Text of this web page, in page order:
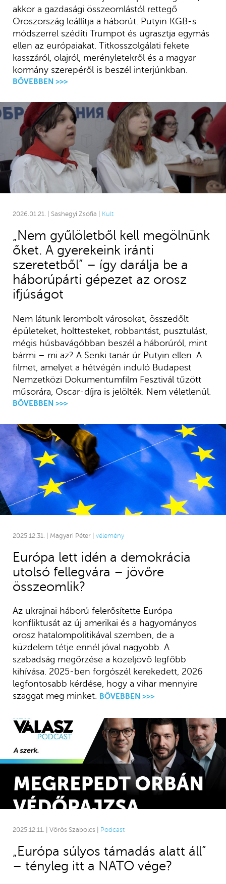
akkor a gazdasági összeomlástól rettegő
Oroszország leállítja a háborút. Putyin KGB-s
módszerrel szédíti Trumpot és ugrasztja egymás
ellen az európaiakat. Titkosszolgálati fekete
kasszáról, olajról, merényletekről és a magyar
kormány szerepéről is beszél interjúnkban.
BŐVEBBEN >>>
2026.01.21. | Sashegyi Zsófia | Kult
„Nem gyűlöletből kell megölnünk
őket. A gyerekeink iránti
szeretetből” – így darálja be a
háborúpárti gépezet az orosz
ifjúságot
Nem látunk lerombolt városokat, összedőlt
épületeket, holttesteket, robbantást, pusztulást,
mégis húsbavágóbban beszél a háborúról, mint
bármi – mi az? A Senki tanár úr Putyin ellen. A
filmet, amelyet a hétvégén induló Budapest
Nemzetközi Dokumentumfilm Fesztivál tűzött
műsorára, Oscar-díjra is jelölték. Nem véletlenül.
BŐVEBBEN >>>
2025.12.31. | Magyari Péter | vélemény
Európa lett idén a demokrácia
utolsó fellegvára – jövőre
összeomlik?
Az ukrajnai háború felerősítette Európa
konfliktusát az új amerikai és a hagyományos
orosz hatalompolitikával szemben, de a
küzdelem tétje ennél jóval nagyobb. A
szabadság megőrzése a közeljövő legfőbb
kihívása. 2025-ben forgószél kerekedett, 2026
legfontosabb kérdése, hogy a vihar mennyire
szaggat meg minket. BŐVEBBEN >>>
2025.12.11. | Vörös Szabolcs | Podcast
„Európa súlyos támadás alatt áll”
– tényleg itt a NATO vége?